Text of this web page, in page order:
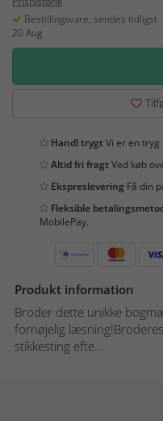
Bestillingsvare, sendes tidligst
20 Aug
Handl trygtVi er en tryg
Altid fri fragtVed køb
Ekspreslevering Få din
Fleksible
MobilePay.
Produkt information
Broder dette unikke
fornøjelig
stikkesting efte...